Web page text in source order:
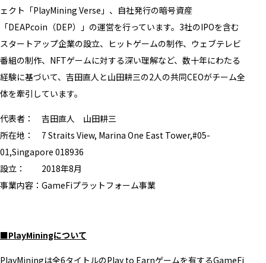
ェクト「PlayMining Verse」、自社発行の暗号資産
「DEAPcoin（DEP）」の運営を行っています。3社のIPOを含む
スタートアップ企業の設立、ヒットゲームの制作、ウェブテレビ
番組の制作、NFTゲームに対する深い理解など、数十年にわたる
経験に基づいて、吉田直人と山田耕三の2人の共同CEOがチーム全
体を牽引しています。
代表者： 吉田直人 山田耕三
所在地： 7 Straits View, Marina One East Tower,#05-
01,Singapore 018936
設立： 2018年8月
事業内容：GameFiプラットフォーム事業
■PlayMiningについて
PlayMiningは全6タイトルのPlay to Earnゲームを有するGameFi